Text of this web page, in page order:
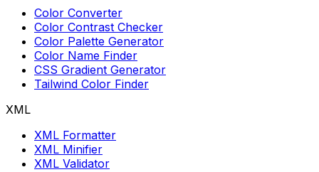
Color Converter
Color Contrast Checker
Color Palette Generator
Color Name Finder
CSS Gradient Generator
Tailwind Color Finder
XML
XML Formatter
XML Minifier
XML Validator